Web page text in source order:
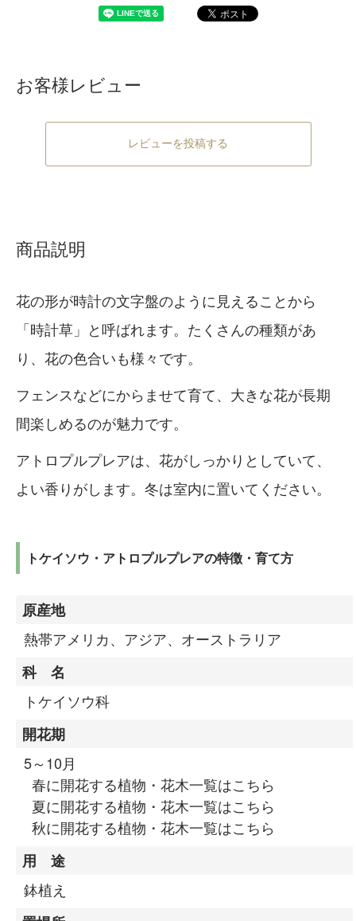
お客様レビュー
レビューを投稿する
商品説明
花の形が時計の文字盤のように見えることから
「時計草」と呼ばれます。たくさんの種類があ
り、花の色合いも様々です。
フェンスなどにからませて育て、大きな花が長期
間楽しめるのが魅力です。
アトロプルプレアは、花がしっかりとしていて、
よい香りがします。冬は室内に置いてください。
トケイソウ・アトロプルプレアの特徴・育て方
原産地
熱帯アメリカ、アジア、オーストラリア
科 名
トケイソウ科
開花期
5～10月
春に開花する植物・花木一覧はこちら
夏に開花する植物・花木一覧はこちら
秋に開花する植物・花木一覧はこちら
用 途
鉢植え